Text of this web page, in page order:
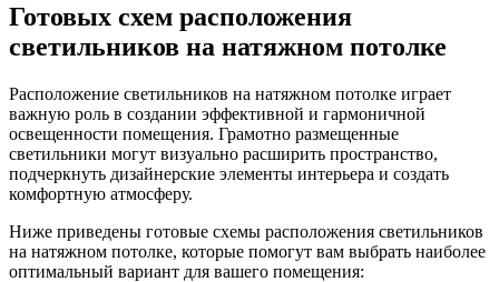
Готовых схем расположения
светильников на натяжном потолке
Расположение светильников на натяжном потолке играет
важную роль в создании эффективной и гармоничной
освещенности помещения. Грамотно размещенные
светильники могут визуально расширить пространство,
подчеркнуть дизайнерские элементы интерьера и создать
комфортную атмосферу.
Ниже приведены готовые схемы расположения светильников
на натяжном потолке, которые помогут вам выбрать наиболее
оптимальный вариант для вашего помещения: